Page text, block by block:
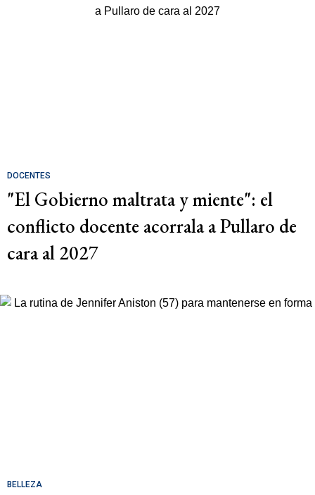
DOCENTES
"El Gobierno maltrata y miente": el
conflicto docente acorrala a Pullaro de
cara al 2027
BELLEZA